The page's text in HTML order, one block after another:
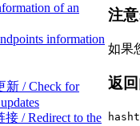
of an
information
/ Check for
/ Redirect to the
注
如果
返